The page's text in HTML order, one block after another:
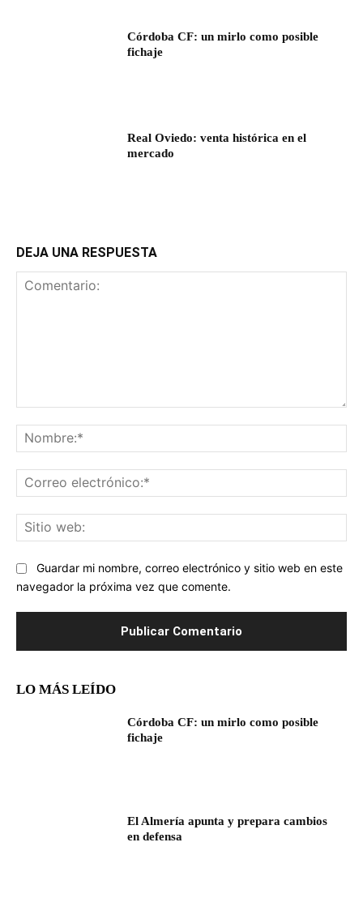
Córdoba CF: un mirlo como posible
fichaje
Real Oviedo: venta histórica en el
mercado
DEJA UNA RESPUESTA
Guardar mi nombre, correo electrónico y sitio web en este
navegador la próxima vez que comente.
LO MÁS LEÍDO
Córdoba CF: un mirlo como posible
fichaje
El Almería apunta y prepara cambios
en defensa